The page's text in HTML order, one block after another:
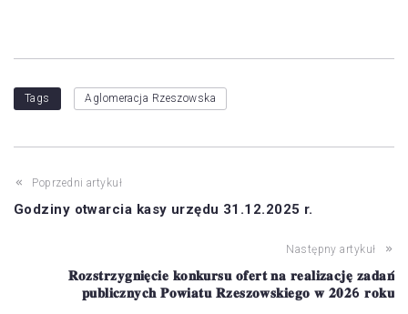
Tags Aglomeracja Rzeszowska
Poprzedni artykuł
Godziny otwarcia kasy urzędu 31.12.2025 r.
Następny artykuł
𝐑𝐨𝐳𝐬𝐭𝐫𝐳𝐲𝐠𝐧𝐢𝐞̨𝐜𝐢𝐞 𝐤𝐨𝐧𝐤𝐮𝐫𝐬𝐮 𝐨𝐟𝐞𝐫𝐭 𝐧𝐚 𝐫𝐞𝐚𝐥𝐢𝐳𝐚𝐜𝐣𝐞̨ 𝐳𝐚𝐝𝐚𝐧́
𝐩𝐮𝐛𝐥𝐢𝐜𝐳𝐧𝐲𝐜𝐡 𝐏𝐨𝐰𝐢𝐚𝐭𝐮 𝐑𝐳𝐞𝐬𝐳𝐨𝐰𝐬𝐤𝐢𝐞𝐠𝐨 𝐰 𝟐𝟎𝟐6 𝐫𝐨𝐤𝐮